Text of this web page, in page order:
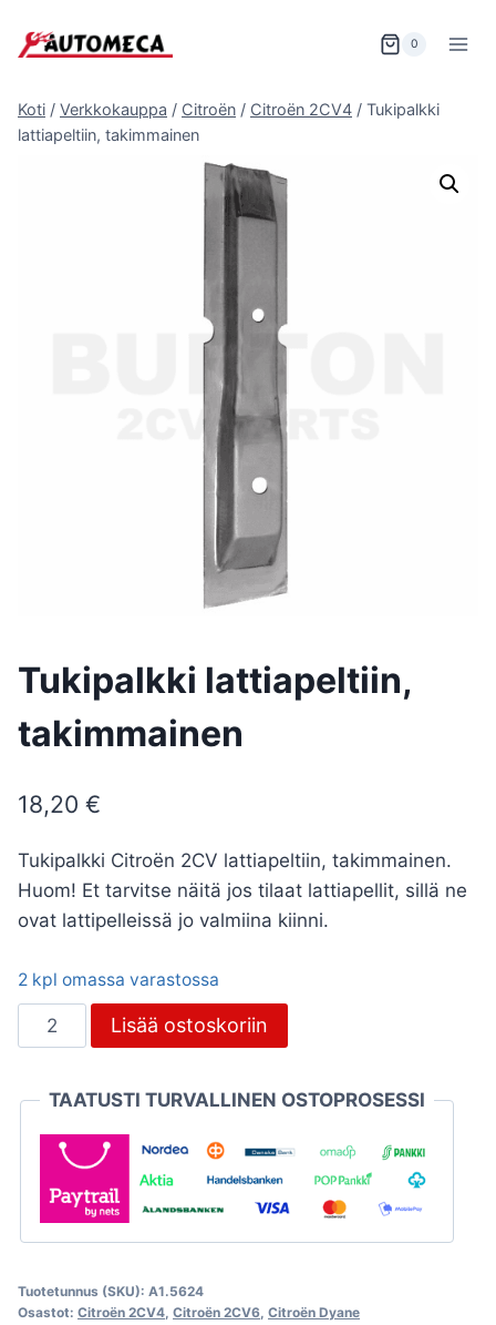
sisältöön
0
Koti / Verkkokauppa / Citroën / Citroën 2CV4 / Tukipalkki
lattiapeltiin, takimmainen
Tukipalkki lattiapeltiin,
takimmainen
18,20 €
Tukipalkki Citroën 2CV lattiapeltiin, takimmainen.
Huom! Et tarvitse näitä jos tilaat lattiapellit, sillä ne
ovat lattipelleissä jo valmiina kiinni.
2 kpl omassa varastossa
Tukipalkki
lattiapeltiin,
määrä
Lisää ostoskoriin
TAATUSTI TURVALLINEN OSTOPROSESSI
Tuotetunnus (SKU): A1.5624
Osastot: Citroën 2CV4 Citroën 2CV6 Citroën Dyane